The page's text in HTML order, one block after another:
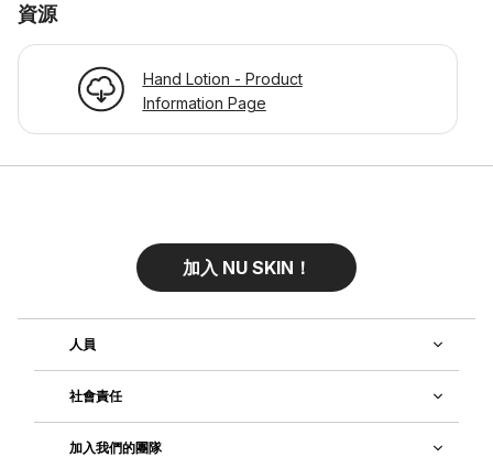
資源
Hand Lotion - Product
Information Page
加入 NU SKIN！
人員
社會責任
加入我們的團隊